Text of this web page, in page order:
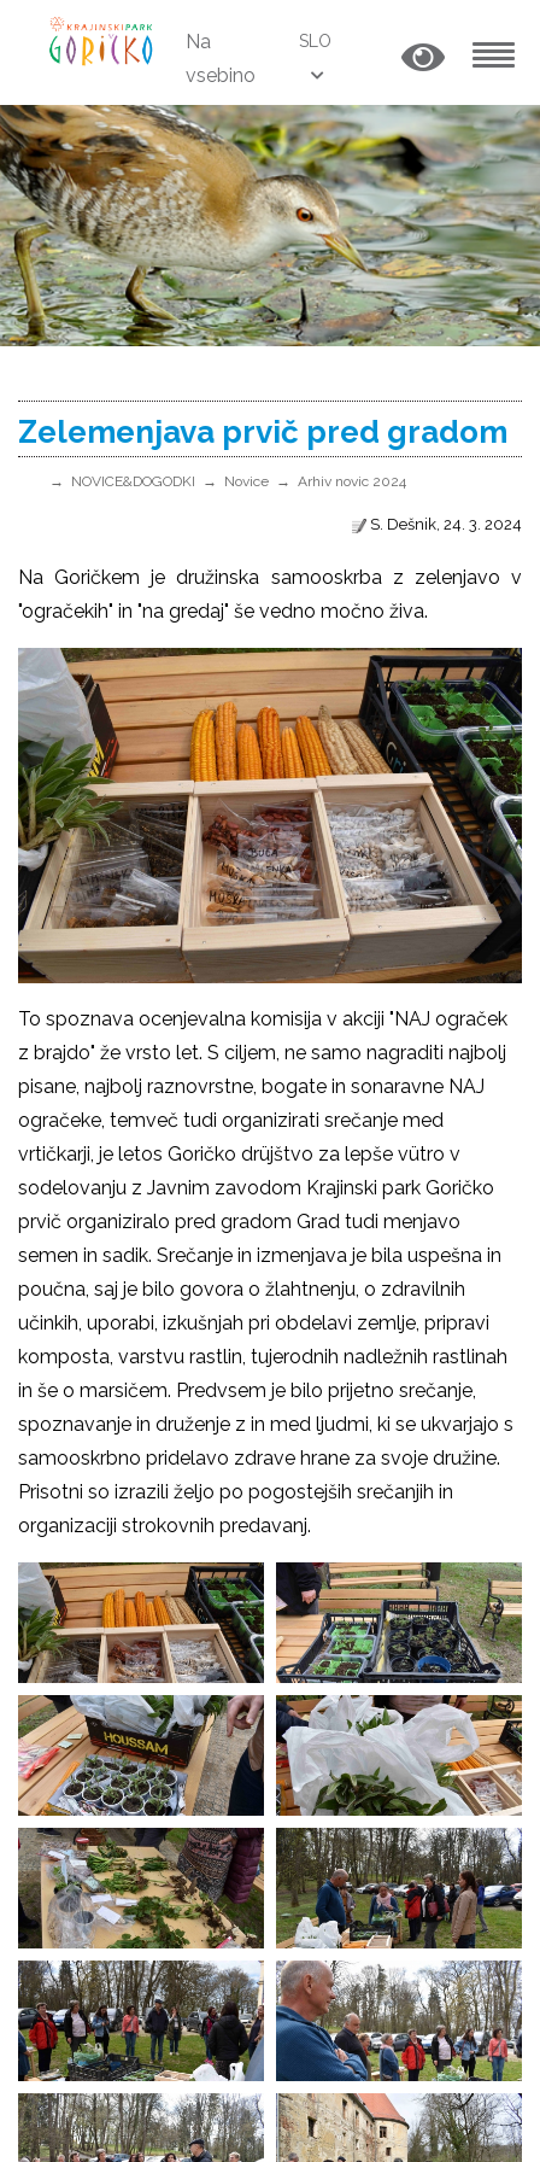
Na
vsebino
SLO
Zelemenjava prvič pred gradom
NOVICE&DOGODKI Novice Arhiv novic 2024
S. Dešnik, 24. 3. 2024
Na Goričkem je družinska samooskrba z zelenjavo v
"ogračekih" in "na gredaj" še vedno močno živa.
To spoznava ocenjevalna komisija v akciji "NAJ ograček
z brajdo" že vrsto let. S ciljem, ne samo nagraditi najbolj
pisane, najbolj raznovrstne, bogate in sonaravne NAJ
ogračeke, temveč tudi organizirati srečanje med
vrtičkarji, je letos Goričko drüjštvo za lepše vütro v
sodelovanju z Javnim zavodom Krajinski park Goričko
prvič organiziralo pred gradom Grad tudi menjavo
semen in sadik. Srečanje in izmenjava je bila uspešna in
poučna, saj je bilo govora o žlahtnenju, o zdravilnih
učinkih, uporabi, izkušnjah pri obdelavi zemlje, pripravi
komposta, varstvu rastlin, tujerodnih nadležnih rastlinah
in še o marsičem. Predvsem je bilo prijetno srečanje,
spoznavanje in druženje z in med ljudmi, ki se ukvarjajo s
samooskrbno pridelavo zdrave hrane za svoje družine.
Prisotni so izrazili željo po pogostejših srečanjih in
organizaciji strokovnih predavanj.